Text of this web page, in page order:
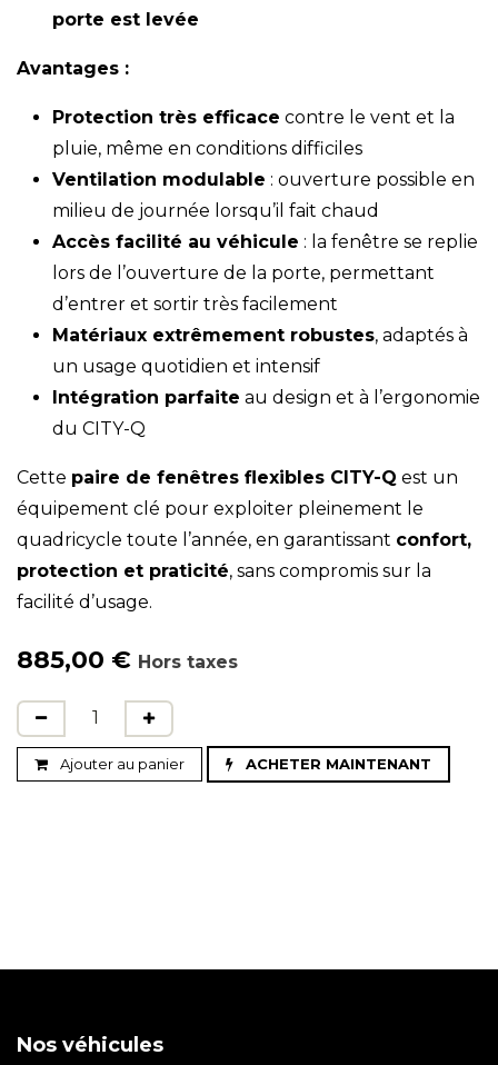
porte est levée
Avantages :
Protection très efficace contre le vent et la
pluie, même en conditions difficiles
Ventilation modulable : ouverture possible en
milieu de journée lorsqu’il fait chaud
Accès facilité au véhicule : la fenêtre se replie
lors de l’ouverture de la porte, permettant
d’entrer et sortir très facilement
Matériaux extrêmement robustes, adaptés à
un usage quotidien et intensif
Intégration parfaite au design et à l’ergonomie
du CITY-Q
Cette paire de fenêtres flexibles CITY-Q est un
équipement clé pour exploiter pleinement le
quadricycle toute l’année, en garantissant confort,
protection et praticité, sans compromis sur la
facilité d’usage.
885,00 € Hors taxes
Ajouter au panier ACHETER MAINTENANT
Nos véhicules